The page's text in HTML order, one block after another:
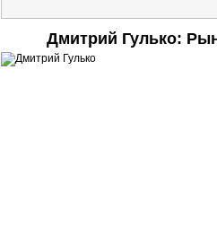
Дмитрий Гулько: